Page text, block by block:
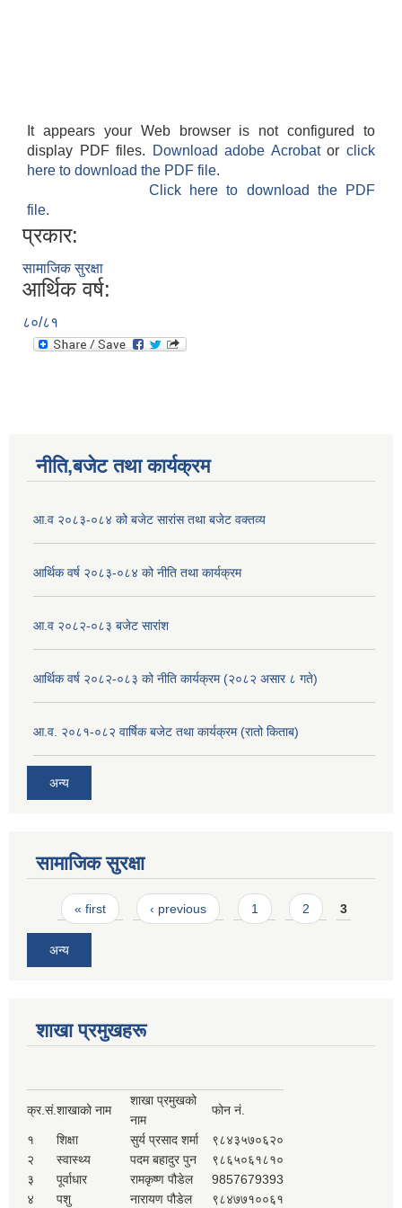
It appears your Web browser is not configured to
display PDF files.
Download adobe Acrobatorclick
here to download the PDF file.
Click here to download the PDF
file.
प्रकार:
सामाजिक सुरक्षा
आर्थिक वर्ष:
८०/८१
नीति,बजेट तथा कार्यक्रम
आ.व २०८३-०८४ को बजेट सारांस तथा बजेट वक्तव्य
आर्थिक वर्ष २०८३-०८४ को नीति तथा कार्यक्रम
आ.व २०८२-०८३ बजेट सारांश
आर्थिक वर्ष २०८२-०८३ को नीति कार्यक्रम (२०८२ असार ८ गते)
आ.व. २०८१-०८२ वार्षिक बजेट तथा कार्यक्रम (रातो किताब)
अन्य
सामाजिक सुरक्षा
Pages
« first ‹ previous 1 2 3
अन्य
शाखा प्रमुखहरू
क्र.सं.शाखाको नाम
शाखा प्रमुखको
नाम
फोन नं.
१ शिक्षा सुर्य प्रसाद शर्मा
९८४३५७०६२०
२
स्वास्थ्य पदम बहादुर पुन
९८६५०६१८१०
३
पूर्वाधार रामकृष्ण पौडेल
9857679393
४
पशु नारायण पौडेल ९८४७७१००६१